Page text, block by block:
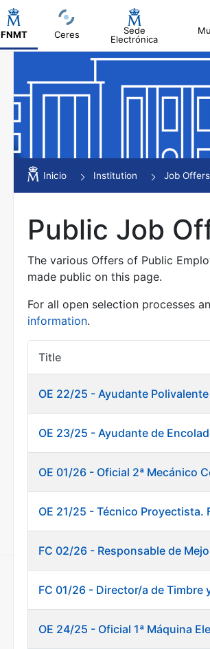
FNMT Ceres
Sede
Electrónica
Show/Hide
Show/Hide
Show/Hide
Show/Hide
Show/Hide
Inicio Institution Job Offers
Public Job
The various Offers of Public
made public on this page.
For all open selection processes
information.
Title
OE 22/25 - Ayudante
OE 23/25 - Ayudante de
OE 01/26 - Oficial 2ª Mecánico
OE 21/25 - Técnico Proyectista.
FC 02/26 - Responsable de
FC 01/26 - Director/a de Timbre
OE 24/25 - Oficial 1ª Máquina